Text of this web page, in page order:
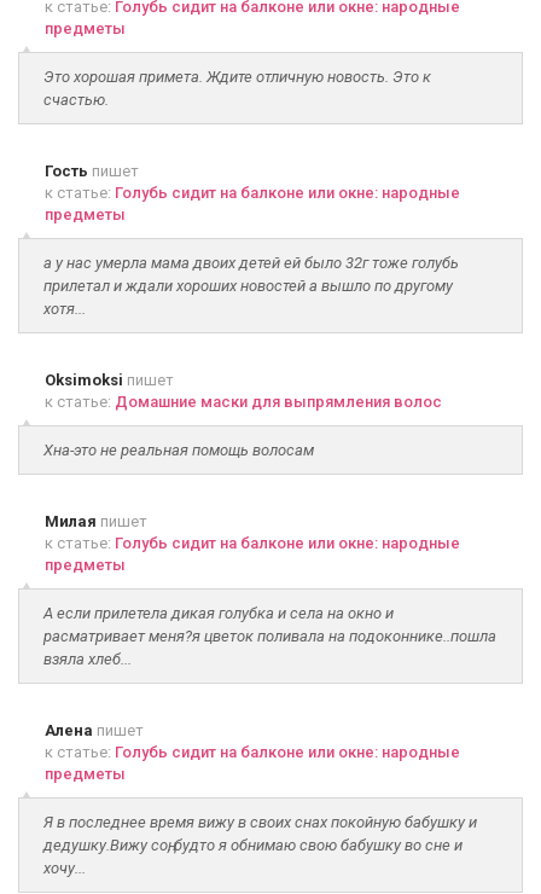
к статье: Голубь сидит на балконе или окне: народные
предметы
Это хорошая примета. Ждите отличную новость. Это к
счастью.
Гость пишет
к статье: Голубь сидит на балконе или окне: народные
предметы
а у нас умерла мама двоих детей ей было 32г тоже голубь
прилетал и ждали хороших новостей а вышло по другому
хотя...
Oksimoksi пишет
к статье: Домашние маски для выпрямления волос
Хна-это не реальная помощь волосам
Милая пишет
к статье: Голубь сидит на балконе или окне: народные
предметы
А если прилетела дикая голубка и села на окно и
расматривает меня?я цветок поливала на подоконнике..пошла
взяла хлеб...
Алена пишет
к статье: Голубь сидит на балконе или окне: народные
предметы
Я в последнее время вижу в своих снах покойную бабушку и
дедушку.Вижу соң, будто я обнимаю свою бабушку во сне и
хочу...